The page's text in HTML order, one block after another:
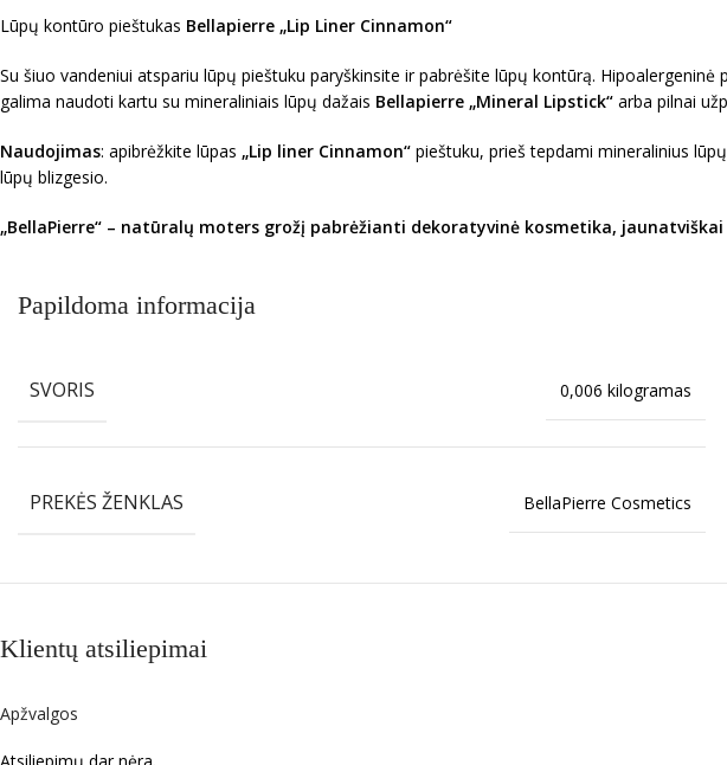
Lūpų kontūro pieštukas Bellapierre „Lip Liner Cinnamon“
Su šiuo vandeniui atspariu lūpų pieštuku paryškinsite ir pabrėšite lūpų kontūrą.
galima naudoti kartu su mineraliniais lūpų dažais Bellapierre „Mineral Lipstick“ arba pilnai
Naudojimas: apibrėžkite lūpas „Lip liner Cinnamon“ pieštuku, prieš tepdami mineralinius
lūpų blizgesio.
„BellaPierre“ – natūralų moters grožį pabrėžianti dekoratyvinė kosmetika,
Papildoma informacija
SVORIS 0,006 kilogramas
PREKĖS ŽENKLAS BellaPierre Cosmetics
Klientų atsiliepimai
Apžvalgos
Atsiliepimų dar nėra.